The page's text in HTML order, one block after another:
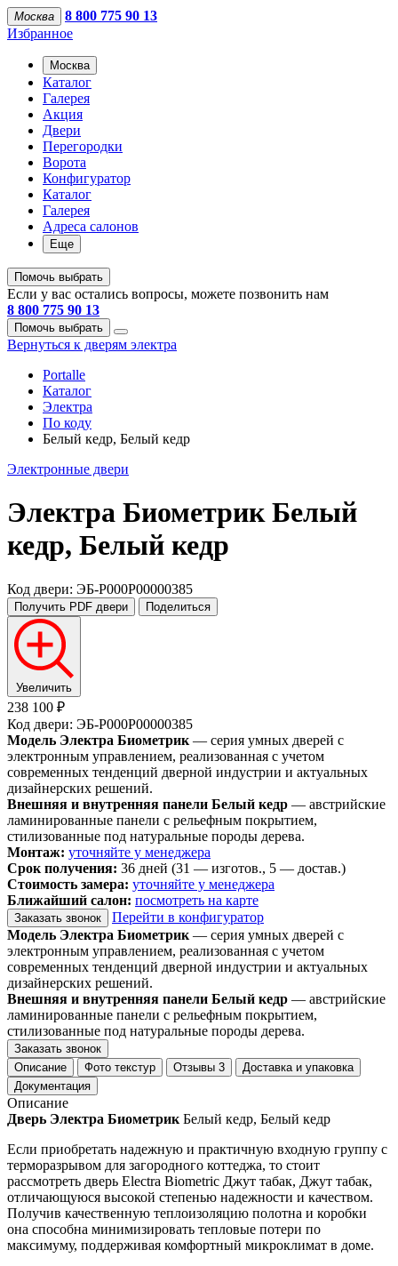
Москва
8 800 775 90 13
Избранное
Москва
Каталог
Галерея
Акция
Двери
Перегородки
Ворота
Конфигуратор
Каталог
Галерея
Адреса салонов
Еще
Помочь выбрать
Если у вас остались вопросы, можете позвонить нам
8 800 775 90 13
Помочь выбрать
Вернуться к дверям электра
Portalle
Каталог
Электра
По коду
Белый кедр, Белый кедр
Электронные двери
Электра Биометрик Белый
кедр, Белый кедр
Код двери: ЭБ-P000P00000385
Получить PDF двери Поделиться
Увеличить
238 100 ₽
Код двери: ЭБ-P000P00000385
Модель Электра Биометрик — серия умных дверей с
электронным управлением, реализованная с учетом
современных тенденций дверной индустрии и актуальных
дизайнерских решений.
Внешняя и внутренняя панели Белый кедр — австрийские
ламинированные панели с рельефным покрытием,
стилизованные под натуральные породы дерева.
Монтаж: уточняйте у менеджера
Срок получения: 36 дней (31 — изготов., 5 — достав.)
Стоимость замера: уточняйте у менеджера
Ближайший салон: посмотреть на карте
Заказать звонок
Перейти в конфигуратор
Модель Электра Биометрик — серия умных дверей с
электронным управлением, реализованная с учетом
современных тенденций дверной индустрии и актуальных
дизайнерских решений.
Внешняя и внутренняя панели Белый кедр — австрийские
ламинированные панели с рельефным покрытием,
стилизованные под натуральные породы дерева.
Заказать звонок
Описание
Фото текстур Отзывы 3
Доставка и упаковка
Документация
Описание
Дверь Электра Биометрик Белый кедр, Белый кедр
Если приобретать надежную и практичную входную группу с
терморазрывом для загородного коттеджа, то стоит
рассмотреть дверь Electra Biometric Джут табак, Джут табак,
отличающуюся высокой степенью надежности и качеством.
Получив качественную теплоизоляцию полотна и коробки
она способна минимизировать тепловые потери по
максимуму, поддерживая комфортный микроклимат в доме.